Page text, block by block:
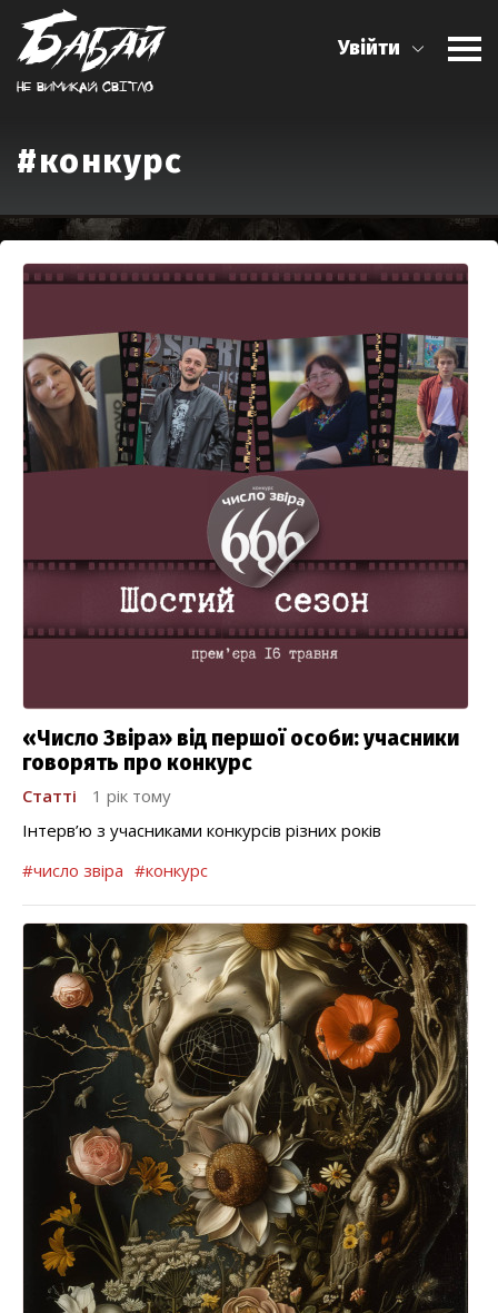
Не вимикай свiтло
Увійти
#конкурс
«Число Звіра» від першої особи: учасники
говорять про конкурс
Статті
1 рік тому
Інтерв’ю з учасниками конкурсів різних років
#число звіра #конкурс